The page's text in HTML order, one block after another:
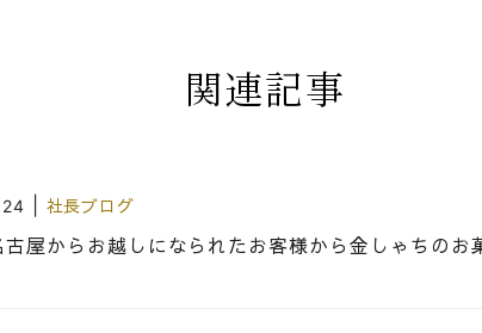
関連記事
社長ブログ
古屋からお越しになられたお客様から金しゃちのお